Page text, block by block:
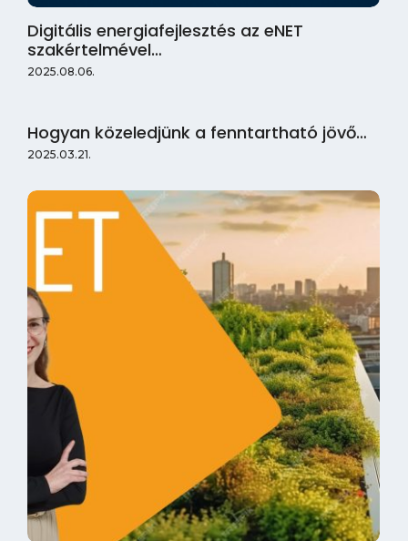
Digitális energiafejlesztés az eNET
szakértelmével…
2025.08.06.
Hogyan közeledjünk a fenntartható jövő…
2025.03.21.